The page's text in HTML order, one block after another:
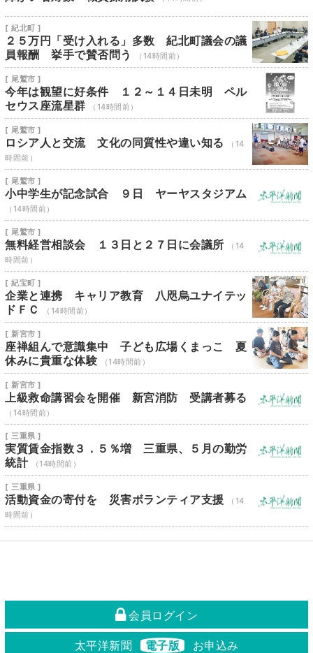
[ 紀北町 ]
２５万円「受け入れる」多数 紀北町議会の議
員報酬 挙手で賛否問う
（14時間前）
[ 尾鷲市 ]
今年は観望に好条件 １２～１４日未明 ペル
セウス座流星群
（14時間前）
[ 尾鷲市 ]
ロシア人と交流 文化の同質性や違い知る
（14
時間前）
[ 尾鷲市 ]
小中学生が記念試合 ９日 ヤーヤスタジアム
（14時間前）
[ 尾鷲市 ]
無料経営相談会 １３日と２７日に会議所
（14
時間前）
[ 紀宝町 ]
企業と連携 キャリア教育 八咫烏ユナイテッ
ドＦＣ
（14時間前）
[ 新宮市 ]
座禅組んで意識集中 子ども広場くまっこ 夏
休みに貴重な体験
（14時間前）
[ 新宮市 ]
上級救命講習会を開催 新宮消防 受講者募る
（14時間前）
[ 三重県 ]
実質賃金指数３．５％増 三重県、５月の勤労
統計
（14時間前）
[ 三重県 ]
活動資金の寄付を 災害ボランティア支援
（14
時間前）
会員ログイン
太平洋新聞 電子版
お申込み